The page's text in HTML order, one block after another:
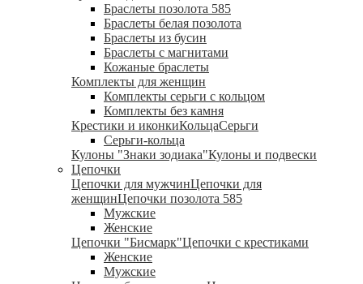
Браслеты позолота 585
Браслеты белая позолота
Браслеты из бусин
Браслеты с магнитами
Кожаные браслеты
Комплекты для женщин
Комплекты серьги с кольцом
Комплекты без камня
Крестики и иконкиКольцаСерьги
Серьги-кольца
Кулоны "Знаки зодиака"Кулоны и подвески
Цепочки
Цепочки для мужчинЦепочки для
женщинЦепочки позолота 585
Мужские
Женские
Цепочки "Бисмарк"Цепочки с крестиками
Женские
Мужские